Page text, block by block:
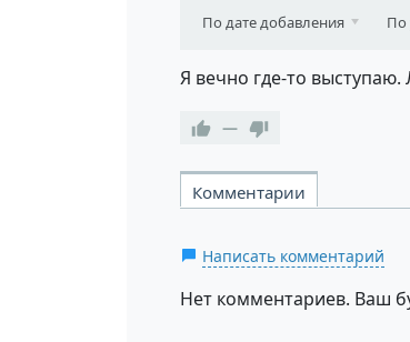
По дате добавления По
Я вечно где-то
—
Комментарии
Написать комментарий
Нет комментариев. Ваш